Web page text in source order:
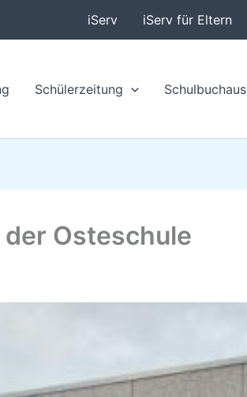
iServ iServ für Eltern
Schülerzeitung
Osteschule